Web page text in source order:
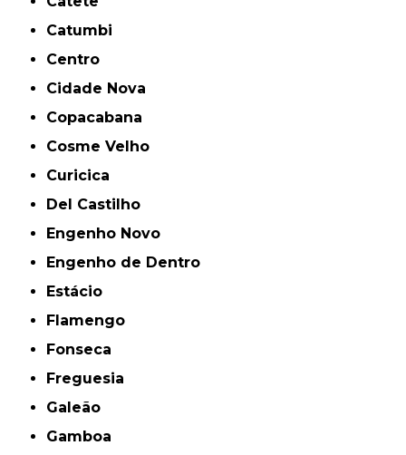
Catumbi
Centro
Cidade Nova
Copacabana
Cosme Velho
Curicica
Del Castilho
Engenho Novo
Engenho de Dentro
Estácio
Flamengo
Fonseca
Freguesia
Galeão
Gamboa